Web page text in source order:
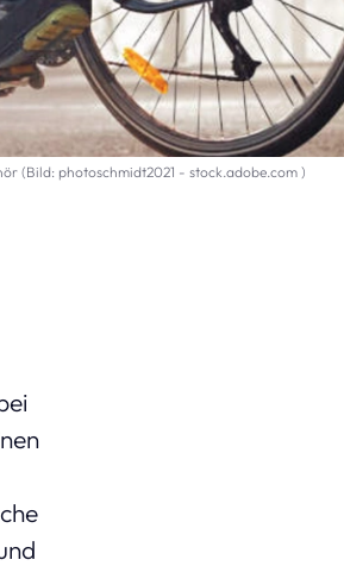
(Bild: photoschmidt2021 - stock.adobe.com )